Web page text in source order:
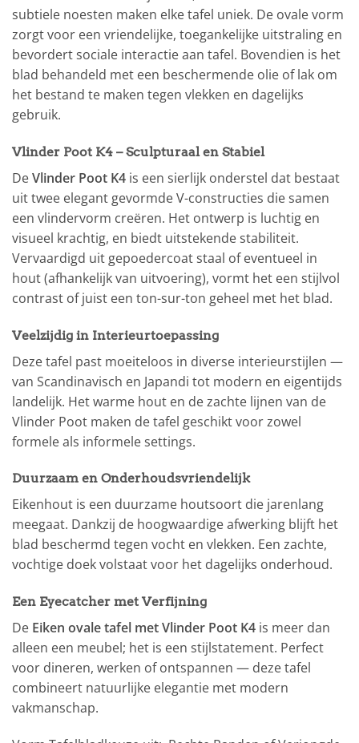
subtiele noesten maken elke tafel uniek. De ovale vorm
zorgt voor een vriendelijke, toegankelijke uitstraling en
bevordert sociale interactie aan tafel. Bovendien is het
blad behandeld met een beschermende olie of lak om
het bestand te maken tegen vlekken en dagelijks
gebruik.
Vlinder Poot K4 – Sculpturaal en Stabiel
DeVlinder Poot K4 is een sierlijk onderstel dat bestaat
uit twee elegant gevormde V-constructies die samen
een vlindervorm creëren. Het ontwerp is luchtig en
visueel krachtig, en biedt uitstekende stabiliteit.
Vervaardigd uit gepoedercoat staal of eventueel in
hout (afhankelijk van uitvoering), vormt het een stijlvol
contrast of juist een ton-sur-ton geheel met het blad.
Veelzijdig in Interieurtoepassing
Deze tafel past moeiteloos in diverse interieurstijlen —
van Scandinavisch en Japandi tot modern en eigentijds
landelijk. Het warme hout en de zachte lijnen van de
Vlinder Poot maken de tafel geschikt voor zowel
formele als informele settings.
Duurzaam en Onderhoudsvriendelijk
Eikenhout is een duurzame houtsoort die jarenlang
meegaat. Dankzij de hoogwaardige afwerking blijft het
blad beschermd tegen vocht en vlekken. Een zachte,
vochtige doek volstaat voor het dagelijks onderhoud.
Een Eyecatcher met Verfijning
De Eiken ovale tafel met Vlinder Poot K4 is meer dan
alleen een meubel; het is een stijlstatement. Perfect
voor dineren, werken of ontspannen — deze tafel
combineert natuurlijke elegantie met modern
vakmanschap.